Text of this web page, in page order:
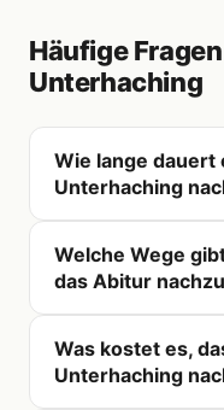
Häufige
Unterhaching
Wie lange dauert
Unterhaching
Welche Wege
das Abitur
Was kostet es,
Unterhaching